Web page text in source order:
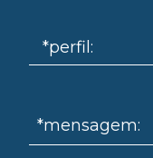
*mensagem: